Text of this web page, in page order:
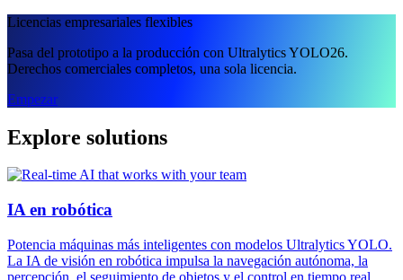
Licencias empresariales flexibles
Pasa del prototipo a la producción con Ultralytics YOLO26.
Derechos comerciales completos, una sola licencia.
Empezar
Explore solutions
IA en robótica
Potencia máquinas más inteligentes con modelos Ultralytics YOLO.
La IA de visión en robótica impulsa la navegación autónoma, la
percepción, el seguimiento de objetos y el control en tiempo real.